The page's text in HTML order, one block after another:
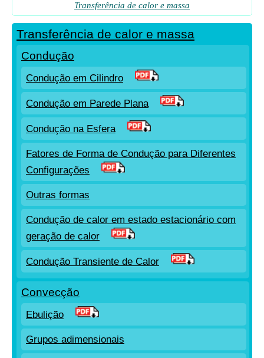
Transferência de calor e massa
Transferência de calor e massa
Condução
Condução em Cilindro
Condução em Parede Plana
Condução na Esfera
Fatores de Forma de Condução para Diferentes
Configurações
Outras formas
Condução de calor em estado estacionário com
geração de calor
Condução Transiente de Calor
Convecção
Ebulição
Grupos adimensionais